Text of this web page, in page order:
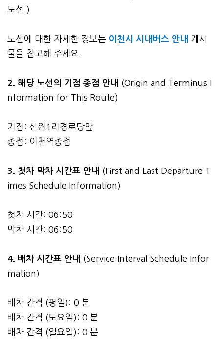
노선 )
노선에 대한 자세한 정보는 이천시 시내버스 안내 게시
물을 참고해 주세요.
2. 해당 노선의 기점 종점 안내 (Origin and Terminus I
nformation for This Route)
기점: 신원1리경로당앞
종점: 이천역종점
3. 첫차 막차 시간표 안내 (First and Last Departure T
imes Schedule Information)
첫차 시간: 06:50
막차 시간: 06:50
4. 배차 시간표 안내 (Service Interval Schedule Infor
mation)
배차 간격 (평일): 0 분
배차 간격 (토요일): 0 분
배차 간격 (일요일): 0 분